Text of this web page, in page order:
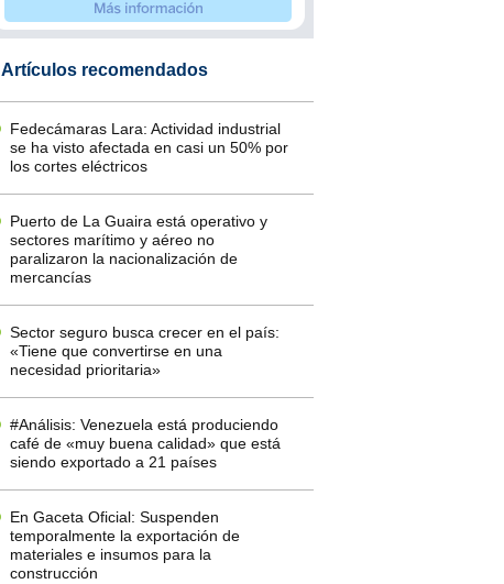
Artículos recomendados
Fedecámaras Lara: Actividad industrial
se ha visto afectada en casi un 50% por
los cortes eléctricos
Puerto de La Guaira está operativo y
sectores marítimo y aéreo no
paralizaron la nacionalización de
mercancías
Sector seguro busca crecer en el país:
«Tiene que convertirse en una
necesidad prioritaria»
#Análisis: Venezuela está produciendo
café de «muy buena calidad» que está
siendo exportado a 21 países
En Gaceta Oficial: Suspenden
temporalmente la exportación de
materiales e insumos para la
construcción